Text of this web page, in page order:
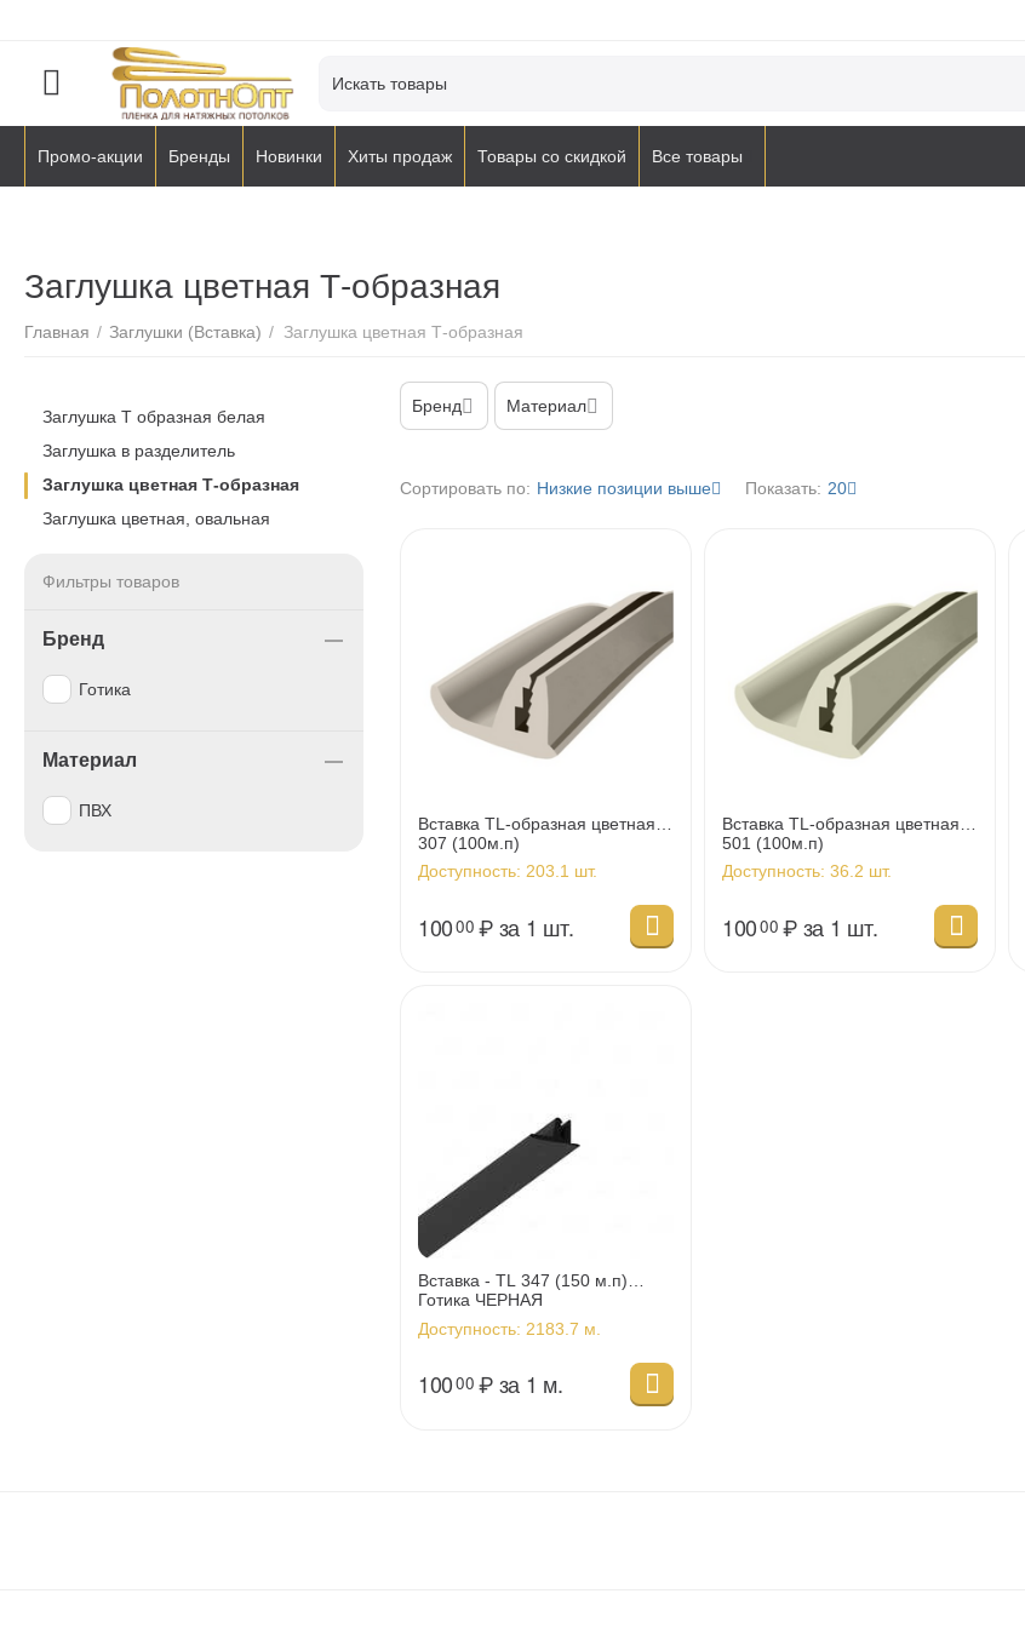
Промо-акции Бренды Новинки Хиты продаж Товары со скидкой Все товары
Заглушка цветная Т-образная
Главная / Заглушки (Вставка) / Заглушка цветная Т-образная
Бренд Материал
Сортировать по: Низкие позиции выше Показать: 20
Вставка TL-образная цветная
307 (100м.п)
Доступность: 203.1 шт.
10000 ₽за 1 шт.
Вставка TL-образная цветная
501 (100м.п)
Доступность: 36.2 шт.
10000 ₽за 1 шт.
Вставка - TL 347 (150 м.п)
Готика ЧЕРНАЯ
Доступность: 2183.7 м.
10000 ₽за 1 м.
Заглушка Т образная белая
Заглушка в разделитель
Заглушка цветная Т-образная
Заглушка цветная, овальная
Фильтры товаров
Бренд
Готика
Материал
ПВХ